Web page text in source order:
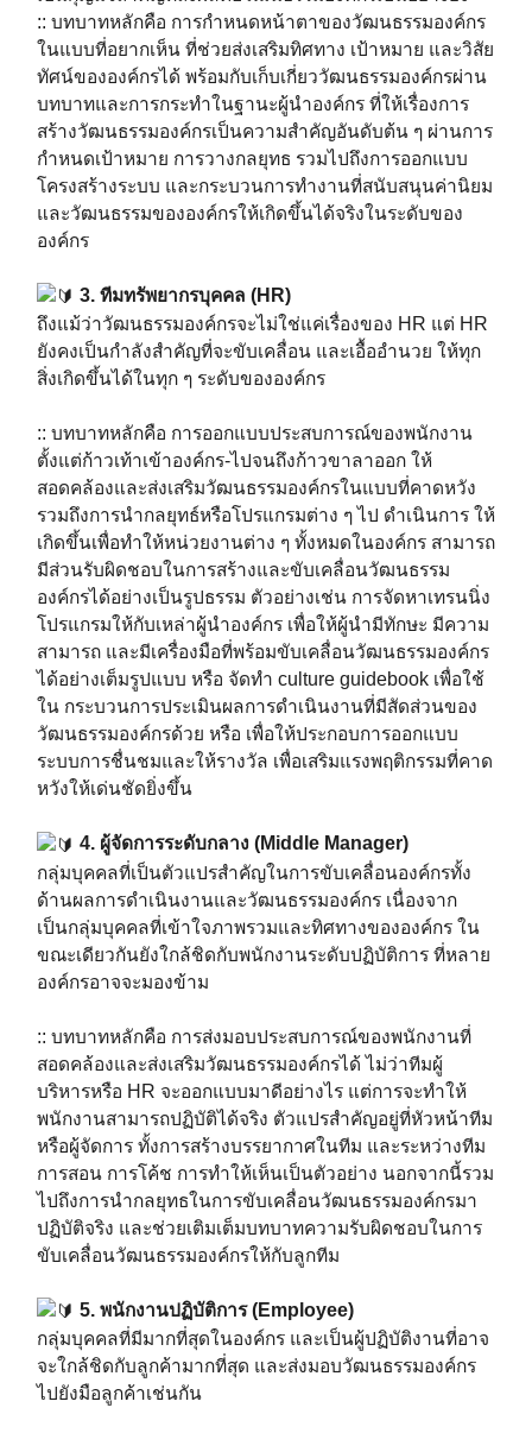
:: บทบาทหลักคือ การกำหนดหน้าตาของวัฒนธรรมองค์กร
ในแบบที่อยากเห็น ที่ช่วยส่งเสริมทิศทาง เป้าหมาย และวิสัย
ทัศน์ขององค์กรได้ พร้อมกับเก็บเกี่ยววัฒนธรรมองค์กรผ่าน
บทบาทและการกระทำในฐานะผู้นำองค์กร ที่ให้เรื่องการ
สร้างวัฒนธรรมองค์กรเป็นความสำคัญอันดับต้น ๆ ผ่านการ
กำหนดเป้าหมาย การวางกลยุทธ รวมไปถึงการออกแบบ
โครงสร้างระบบ และกระบวนการทำงานที่สนับสนุนค่านิยม
และวัฒนธรรมขององค์กรให้เกิดขึ้นได้จริงในระดับของ
องค์กร
3. ทีมทรัพยากรบุคคล (HR)
ถึงแม้ว่าวัฒนธรรมองค์กรจะไม่ใช่แค่เรื่องของ HR แต่ HR
ยังคงเป็นกำลังสำคัญที่จะขับเคลื่อน และเอื้ออำนวย ให้ทุก
สิ่งเกิดขึ้นได้ในทุก ๆ ระดับขององค์กร⁣⁣⁣
:: บทบาทหลักคือ การออกแบบประสบการณ์ของพนักงาน
ตั้งแต่ก้าวเท้าเข้าองค์กร-ไปจนถึงก้าวขาลาออก ให้
สอดคล้องและส่งเสริมวัฒนธรรมองค์กรในแบบที่คาดหวัง
รวมถึงการนำกลยุทธ์หรือโปรแกรมต่าง ๆ ไป ดำเนินการ ให้
เกิดขึ้นเพื่อทำให้หน่วยงานต่าง ๆ ทั้งหมดในองค์กร สามารถ
มีส่วนรับผิดชอบในการสร้างและขับเคลื่อนวัฒนธรรม
องค์กรได้อย่างเป็นรูปธรรม ตัวอย่างเช่น การจัดหาเทรนนิ่ง
โปรแกรมให้กับเหล่าผู้นำองค์กร เพื่อให้ผู้นำมีทักษะ มีความ
สามารถ และมีเครื่องมือที่พร้อมขับเคลื่อนวัฒนธรรมองค์กร
ได้อย่างเต็มรูปแบบ หรือ จัดทำ culture guidebook เพื่อใช้
ใน กระบวนการประเมินผลการดำเนินงานที่มีสัดส่วนของ
วัฒนธรรมองค์กรด้วย หรือ เพื่อให้ประกอบการออกแบบ
ระบบการชื่นชมและให้รางวัล เพื่อเสริมแรงพฤติกรรมที่คาด
หวังให้เด่นชัดยิ่งขึ้น ⁣⁣⁣⁣⁣⁣⁣⁣⁣
4. ผู้จัดการระดับกลาง (Middle Manager)
⁣⁣⁣กลุ่มบุคคลที่เป็นตัวแปรสำคัญในการขับเคลื่อนองค์กรทั้ง
ด้านผลการดำเนินงานและวัฒนธรรมองค์กร เนื่องจาก
เป็นกลุ่มบุคคลที่เข้าใจภาพรวมและทิศทางขององค์กร ใน
ขณะเดียวกันยังใกล้ชิดกับพนักงานระดับปฏิบัติการ ที่หลาย
องค์กรอาจจะมองข้าม ⁣⁣⁣
:: บทบาทหลักคือ การส่งมอบประสบการณ์ของพนักงานที่
สอดคล้องและส่งเสริมวัฒนธรรมองค์กรได้ ไม่ว่าทีมผู้
บริหารหรือ HR จะออกแบบมาดีอย่างไร แต่การจะทำให้
พนักงานสามารถปฏิบัติได้จริง ตัวแปรสำคัญอยู่ที่หัวหน้าทีม
หรือผู้จัดการ ทั้งการสร้างบรรยากาศในทีม และระหว่างทีม
การสอน การโค้ช การทำให้เห็นเป็นตัวอย่าง นอกจากนี้รวม
ไปถึงการนำกลยุทธในการขับเคลื่อนวัฒนธรรมองค์กรมา
ปฏิบัติจริง และช่วยเติมเต็มบทบาทความรับผิดชอบในการ
ขับเคลื่อนวัฒนธรรมองค์กรให้กับลูกทีม
5. พนักงานปฏิบัติการ (Employee)
กลุ่มบุคคลที่มีมากที่สุดในองค์กร และเป็นผู้ปฏิบัติงานที่อาจ
จะใกล้ชิดกับลูกค้ามากที่สุด และส่งมอบวัฒนธรรมองค์กร
ไปยังมือลูกค้าเช่นกัน